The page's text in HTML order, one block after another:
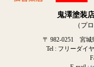
鬼澤塗装
（プ
〒 982-0251 宮城
Tel : フリーダイ